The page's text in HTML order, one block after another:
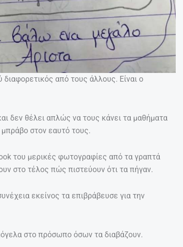
από τους άλλους. Είναι ο
δεν θέλει απλώς να τους κάνει τα μαθήματα
στον εαυτό τους.
του μερικές φωτογραφίες από τα γραπτά
στο τέλος πώς πιστεύουν ότι τα πήγαν.
εκείνος τα επιβράβευσε για την
στο πρόσωπο όσων τα διαβάζουν.